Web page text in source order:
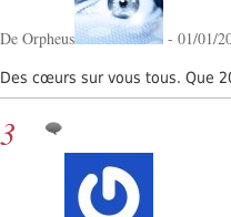
De Orpheus - 01/01/
Des cœurs sur vous tous. Que
3